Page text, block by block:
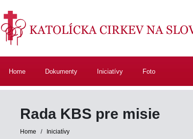
Home Dokumenty Iniciatívy Foto
Rada KBS pre misie
Home / Iniciatívy